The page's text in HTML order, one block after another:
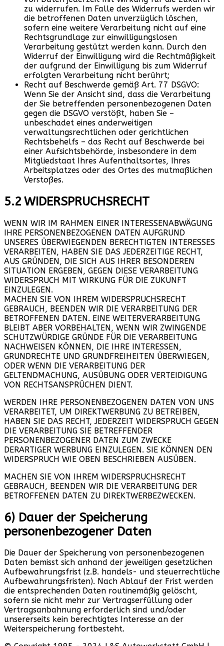
zu widerrufen. Im Falle des Widerrufs werden wir
die betroffenen Daten unverzüglich löschen,
sofern eine weitere Verarbeitung nicht auf eine
Rechtsgrundlage zur einwilligungslosen
Verarbeitung gestützt werden kann. Durch den
Widerruf der Einwilligung wird die Rechtmäßigkeit
der aufgrund der Einwilligung bis zum Widerruf
erfolgten Verarbeitung nicht berührt;
Recht auf Beschwerde gemäß Art. 77 DSGVO:
Wenn Sie der Ansicht sind, dass die Verarbeitung
der Sie betreffenden personenbezogenen Daten
gegen die DSGVO verstößt, haben Sie –
unbeschadet eines anderweitigen
verwaltungsrechtlichen oder gerichtlichen
Rechtsbehelfs – das Recht auf Beschwerde bei
einer Aufsichtsbehörde, insbesondere in dem
Mitgliedstaat Ihres Aufenthaltsortes, Ihres
Arbeitsplatzes oder des Ortes des mutmaßlichen
Verstoßes.
5.2 WIDERSPRUCHSRECHT
WENN WIR IM RAHMEN EINER INTERESSENABWÄGUNG
IHRE PERSONENBEZOGENEN DATEN AUFGRUND
UNSERES ÜBERWIEGENDEN BERECHTIGTEN INTERESSES
VERARBEITEN, HABEN SIE DAS JEDERZEITIGE RECHT,
AUS GRÜNDEN, DIE SICH AUS IHRER BESONDEREN
SITUATION ERGEBEN, GEGEN DIESE VERARBEITUNG
WIDERSPRUCH MIT WIRKUNG FÜR DIE ZUKUNFT
EINZULEGEN.
MACHEN SIE VON IHREM WIDERSPRUCHSRECHT
GEBRAUCH, BEENDEN WIR DIE VERARBEITUNG DER
BETROFFENEN DATEN. EINE WEITERVERARBEITUNG
BLEIBT ABER VORBEHALTEN, WENN WIR ZWINGENDE
SCHUTZWÜRDIGE GRÜNDE FÜR DIE VERARBEITUNG
NACHWEISEN KÖNNEN, DIE IHRE INTERESSEN,
GRUNDRECHTE UND GRUNDFREIHEITEN ÜBERWIEGEN,
ODER WENN DIE VERARBEITUNG DER
GELTENDMACHUNG, AUSÜBUNG ODER VERTEIDIGUNG
VON RECHTSANSPRÜCHEN DIENT.
WERDEN IHRE PERSONENBEZOGENEN DATEN VON UNS
VERARBEITET, UM DIREKTWERBUNG ZU BETREIBEN,
HABEN SIE DAS RECHT, JEDERZEIT WIDERSPRUCH GEGEN
DIE VERARBEITUNG SIE BETREFFENDER
PERSONENBEZOGENER DATEN ZUM ZWECKE
DERARTIGER WERBUNG EINZULEGEN. SIE KÖNNEN DEN
WIDERSPRUCH WIE OBEN BESCHRIEBEN AUSÜBEN.
MACHEN SIE VON IHREM WIDERSPRUCHSRECHT
GEBRAUCH, BEENDEN WIR DIE VERARBEITUNG DER
BETROFFENEN DATEN ZU DIREKTWERBEZWECKEN.
6) Dauer der Speicherung
personenbezogener Daten
Die Dauer der Speicherung von personenbezogenen
Daten bemisst sich anhand der jeweiligen gesetzlichen
Aufbewahrungsfrist (z.B. handels- und steuerrechtliche
Aufbewahrungsfristen). Nach Ablauf der Frist werden
die entsprechenden Daten routinemäßig gelöscht,
sofern sie nicht mehr zur Vertragserfüllung oder
Vertragsanbahnung erforderlich sind und/oder
unsererseits kein berechtigtes Interesse an der
Weiterspeicherung fortbesteht.